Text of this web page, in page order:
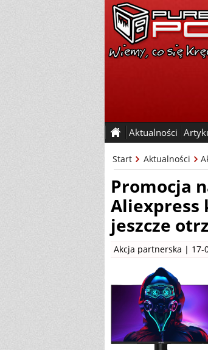
Aktualności
Start Aktualności
Promocja
Aliexpress
jeszcze
Akcja partnerska | 17-